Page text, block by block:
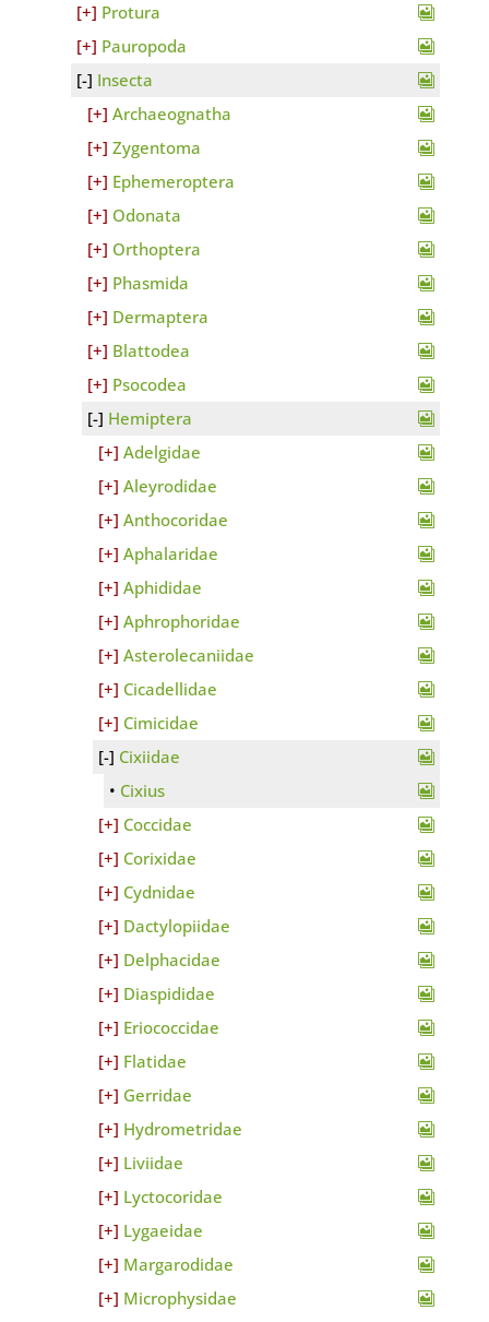
Protura
Pauropoda
Insecta
Archaeognatha
Zygentoma
Ephemeroptera
Odonata
Orthoptera
Phasmida
Dermaptera
Blattodea
Psocodea
Hemiptera
Adelgidae
Aleyrodidae
Anthocoridae
Aphalaridae
Aphididae
Aphrophoridae
Asterolecaniidae
Cicadellidae
Cimicidae
Cixiidae
Cixius
Coccidae
Corixidae
Cydnidae
Dactylopiidae
Delphacidae
Diaspididae
Eriococcidae
Flatidae
Gerridae
Hydrometridae
Liviidae
Lyctocoridae
Lygaeidae
Margarodidae
Microphysidae